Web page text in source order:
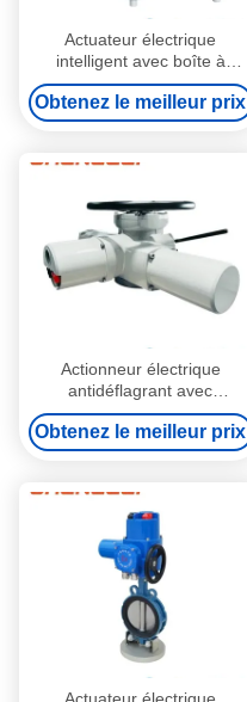
Actuateur électrique
intelligent avec boîte à
engrenages à ver pour
ventilateur d'amortisseur
HVAC et surcharge manuelle
Obtenez le meilleur prix
Actionneur électrique
antidéflagrant avec
protection IP65/IP67/IP68,
boîtier NEMA 4/4X/7&9 pour
environnements de -20~+60
Obtenez le meilleur prix